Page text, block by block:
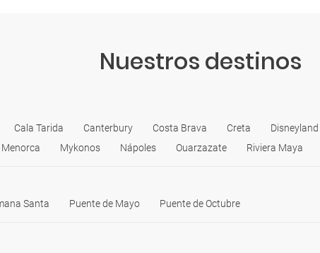
Nuestros destinos
Cala Tarida Canterbury Costa Brava Creta
Menorca Mykonos Nápoles Ouarzazate Riviera Maya
Santa Puente de Mayo Puente de Octubre